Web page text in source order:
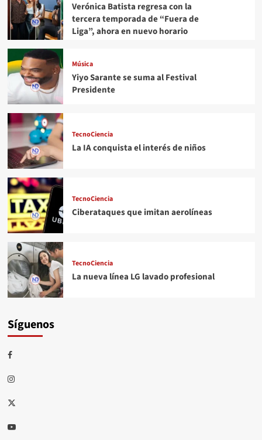
Verónica Batista regresa con la
tercera temporada de “Fuera de
Liga”, ahora en nuevo horario
Música
Yiyo Sarante se suma al Festival
Presidente
TecnoCiencia
La IA conquista el interés de niños
TecnoCiencia
Ciberataques que imitan aerolíneas
TecnoCiencia
La nueva línea LG lavado profesional
Síguenos